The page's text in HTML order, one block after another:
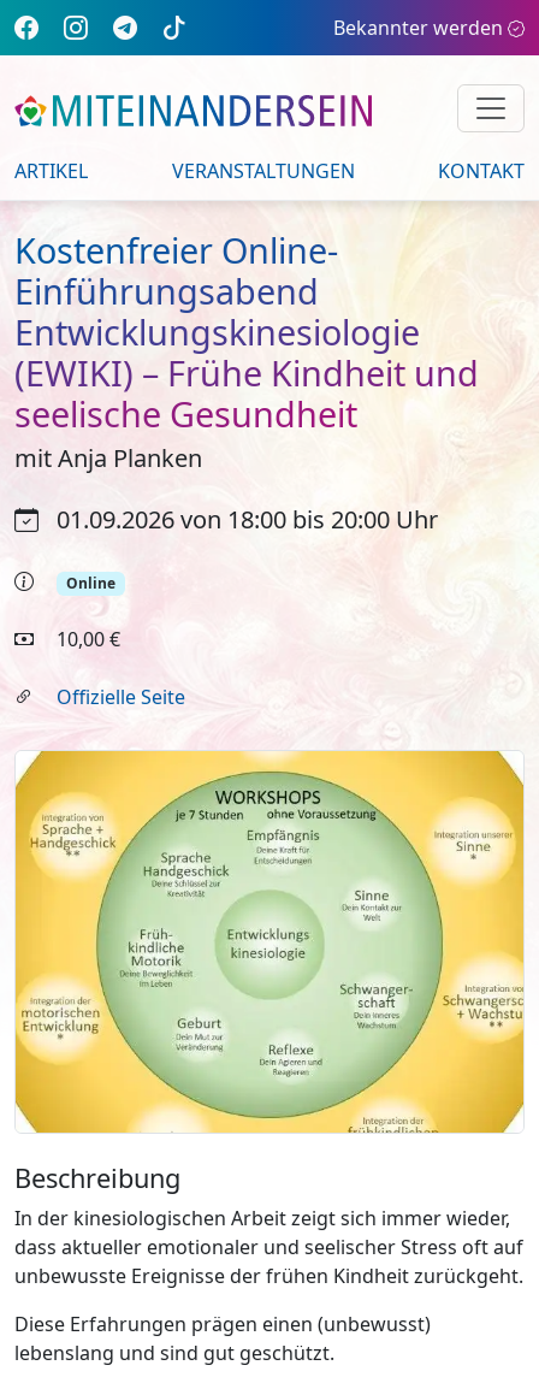
Bekannter werden
ARTIKEL VERANSTALTUNGEN KONTAKT
Kostenfreier Online-
Einführungsabend
Entwicklungskinesiologie
(EWIKI) – Frühe Kindheit und
seelische Gesundheit
mit Anja Planken
01.09.2026 von 18:00 bis 20:00 Uhr
Online
10,00 €
Offizielle Seite
Beschreibung
In der kinesiologischen Arbeit zeigt sich immer wieder,
dass aktueller emotionaler und seelischer Stress oft auf
unbewusste Ereignisse der frühen Kindheit zurückgeht.
Diese Erfahrungen prägen einen (unbewusst)
lebenslang und sind gut geschützt.